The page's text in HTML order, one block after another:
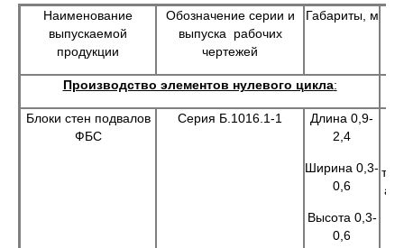
Наименование
выпускаемой
продукции
Обозначение серии и
выпуска рабочих
чертежей
Габариты, м
Производство элементов нулевого цикла:
Блоки стен подвалов
ФБС
Серия Б.1016.1-1
Длина 0,9-
2,4
Ширина 0,3-
0,6
Высота 0,3-
0,6
а